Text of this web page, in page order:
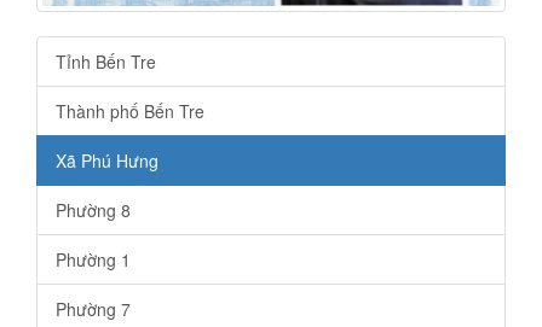
Tỉnh Bến Tre
Thành phố Bến Tre
Xã Phú Hưng
Phường 8
Phường 1
Phường 7